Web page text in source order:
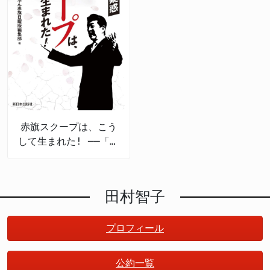
赤旗スクープは、こう
して生まれた! ──「桜
田村智子
プロフィール
公約一覧